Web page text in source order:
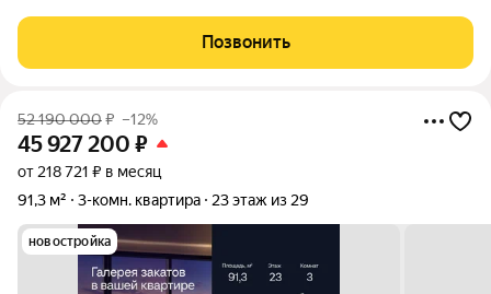
идеальной планировкой, в отличной локации с шикарным
видом из окна. Квартира
Позвонить
52 190 000₽ –12%
45 927 200 ₽
от 218 721 ₽ в месяц
91,3 м²
3-комн. квартира 23 этаж из 29
новостройка